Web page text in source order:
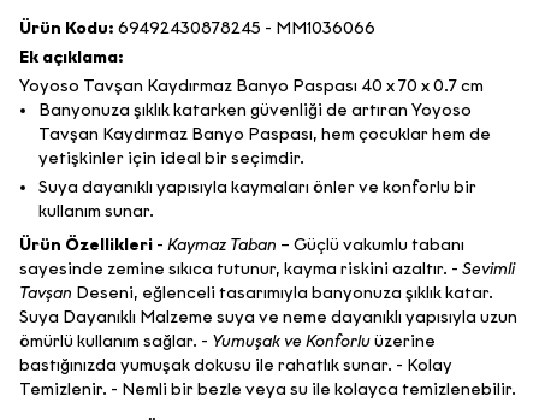
Ürün Kodu: 69492430878245 - MM1036066
Ek açıklama:
Yoyoso Tavşan Kaydırmaz Banyo Paspası 40 x 70 x 0.7 cm
Banyonuza şıklık katarken güvenliği de artıran Yoyoso
Tavşan Kaydırmaz Banyo Paspası, hem çocuklar hem de
yetişkinler için ideal bir seçimdir.
Suya dayanıklı yapısıyla kaymaları önler ve konforlu bir
kullanım sunar.
Ürün Özellikleri - Kaymaz Taban – Güçlü vakumlu tabanı
sayesinde zemine sıkıca tutunur, kayma riskini azaltır. - Sevimli
Tavşan Deseni, eğlenceli tasarımıyla banyonuza şıklık katar.
Suya Dayanıklı Malzeme suya ve neme dayanıklı yapısıyla uzun
ömürlü kullanım sağlar. - Yumuşak ve Konforluüzerine
bastığınızda yumuşak dokusu ile rahatlık sunar. - Kolay
Temizlenir. - Nemli bir bezle veya su ile kolayca temizlenebilir.